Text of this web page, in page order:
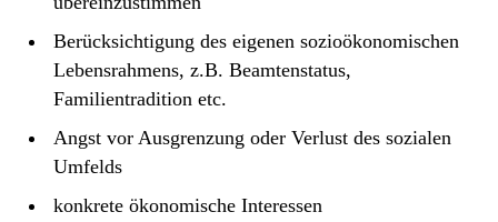
Berücksichtigung des eigenen sozioökonomischen
Lebensrahmens, z.B. Beamtenstatus,
Familientradition etc.
Angst vor Ausgrenzung oder Verlust des sozialen
Umfelds
konkrete ökonomische Interessen